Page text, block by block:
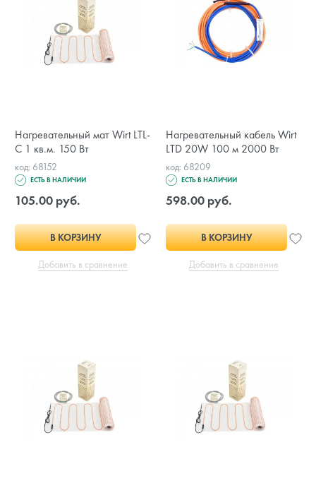
Нагревательный мат Wirt LTL-
C 1 кв.м. 150 Вт
код: 68152
ЕСТЬ В НАЛИЧИИ
105.00 руб.
В КОРЗИНУ
Добавить в сравнение
Нагревательный кабель Wirt
LTD 20W 100 м 2000 Вт
код: 68209
ЕСТЬ В НАЛИЧИИ
598.00 руб.
В КОРЗИНУ
Добавить в сравнение